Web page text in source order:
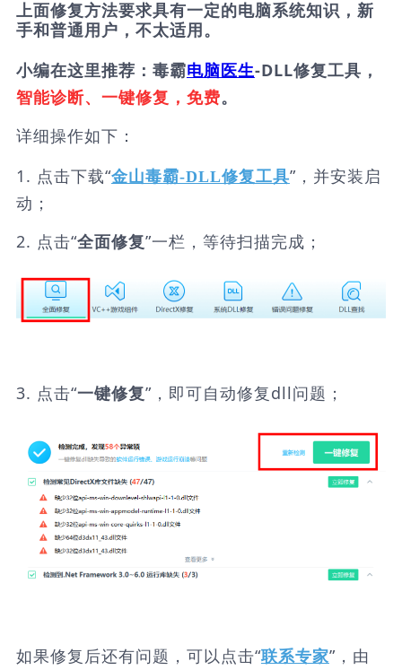
上面修复方法要求具有一定的电脑系统知识，新
手和普通用户，不太适用。
小编在这里推荐：毒霸电脑医生-DLL修复工具，
智能诊断、一键修复，免费。
详细操作如下：
1. 点击下载“金山毒霸-DLL修复工具”，并安装启
动；
2. 点击“全面修复”一栏，等待扫描完成；
3. 点击“一键修复”，即可自动修复dll问题；
如果修复后还有问题，可以点击“联系专家”，由